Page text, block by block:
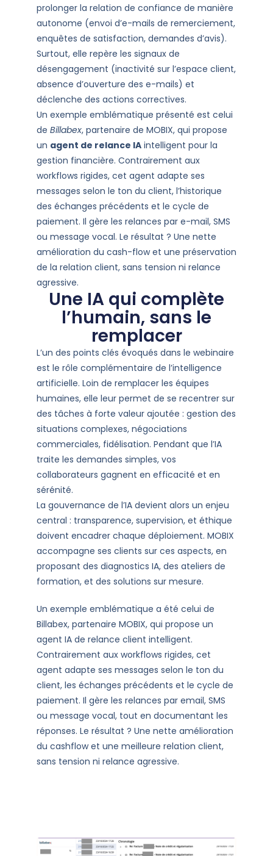
prolonger la relation de confiance de manière
autonome (envoi d’e-mails de remerciement,
enquêtes de satisfaction, demandes d’avis).
Surtout, elle repère les signaux de
désengagement (inactivité sur l’espace client,
absence d’ouverture des e-mails) et
déclenche des actions correctives.
Un exemple emblématique présenté est celui
de Billabex, partenaire de MOBIX, qui propose
un agent de relance IA intelligent pour la
gestion financière. Contrairement aux
workflows rigides, cet agent adapte ses
messages selon le ton du client, l’historique
des échanges précédents et le cycle de
paiement. Il gère les relances par e-mail, SMS
ou message vocal. Le résultat ? Une nette
amélioration du cash-flow et une préservation
de la relation client, sans tension ni relance
agressive.
Une IA qui complète
l’humain, sans le
remplacer
L’un des points clés évoqués dans le webinaire
est le rôle complémentaire de l’intelligence
artificielle. Loin de remplacer les équipes
humaines, elle leur permet de se recentrer sur
des tâches à forte valeur ajoutée : gestion des
situations complexes, négociations
commerciales, fidélisation. Pendant que l’IA
traite les demandes simples, vos
collaborateurs gagnent en efficacité et en
sérénité.
La gouvernance de l’IA devient alors un enjeu
central : transparence, supervision, et éthique
doivent encadrer chaque déploiement. MOBIX
accompagne ses clients sur ces aspects, en
proposant des diagnostics IA, des ateliers de
formation, et des solutions sur mesure.
Un exemple emblématique a été celui de
Billabex, partenaire MOBIX, qui propose un
agent IA de relance client intelligent.
Contrairement aux workflows rigides, cet
agent adapte ses messages selon le ton du
client, les échanges précédents et le cycle de
paiement. Il gère les relances par email, SMS
ou message vocal, tout en documentant les
réponses. Le résultat ? Une nette amélioration
du cashflow et une meilleure relation client,
sans tension ni relance agressive.